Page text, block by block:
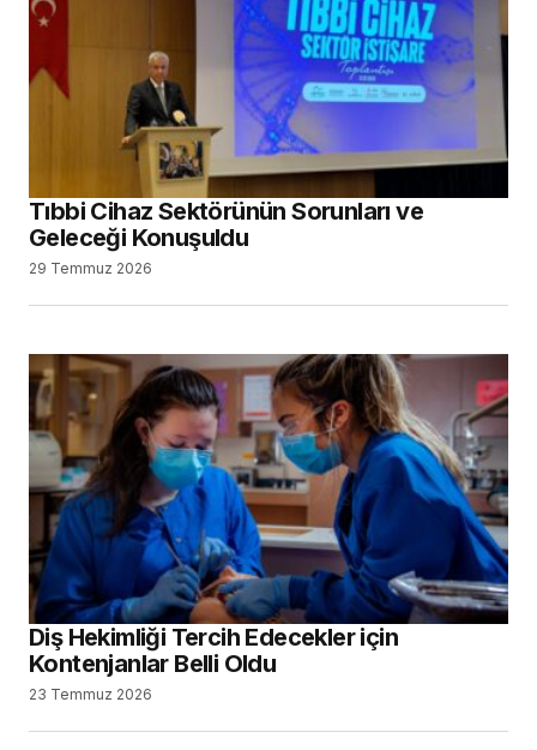
Tıbbi Cihaz Sektörünün Sorunları ve
Geleceği Konuşuldu
29 Temmuz 2026
Diş Hekimliği Tercih Edecekler için
Kontenjanlar Belli Oldu
23 Temmuz 2026